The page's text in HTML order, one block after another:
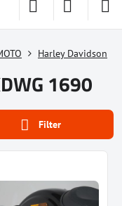
Harley Davidson
1690
Filter